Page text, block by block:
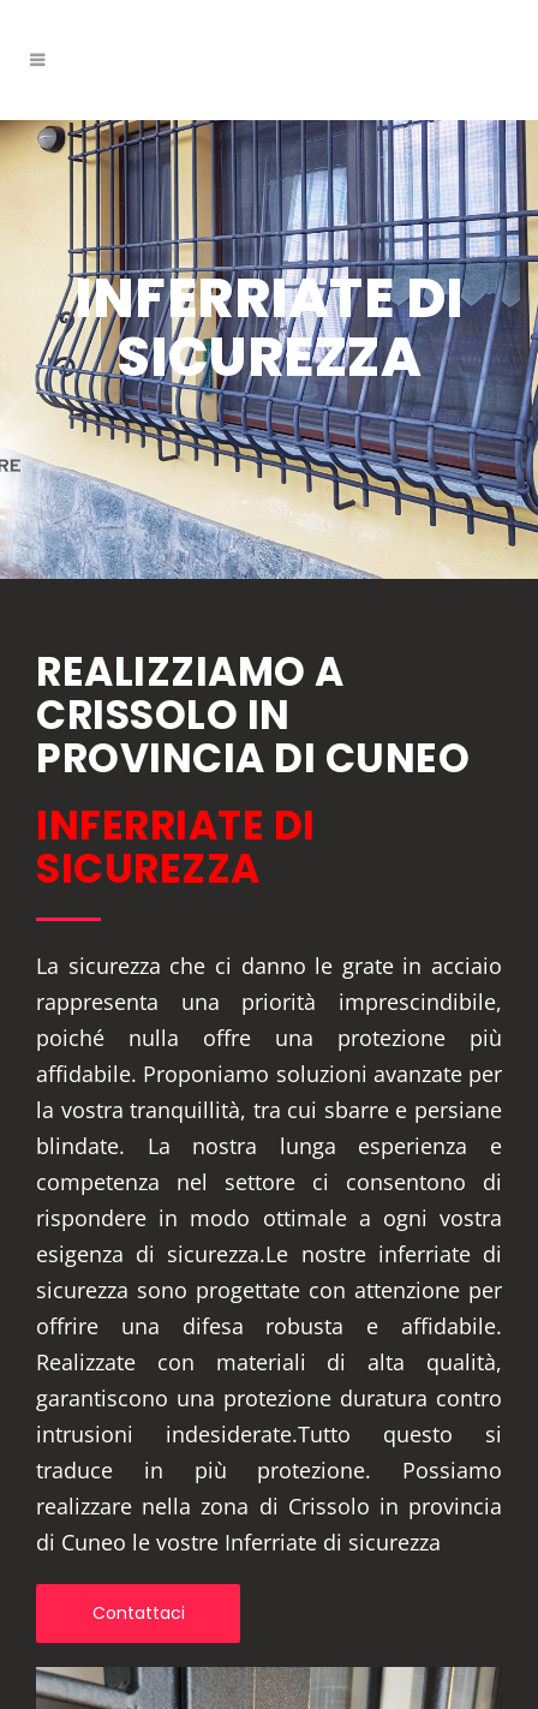
INFERRIATE DI
SICUREZZA
REALIZZIAMO A
CRISSOLO IN
PROVINCIA DI CUNEO
INFERRIATE DI
SICUREZZA
La sicurezza che ci danno le grate in acciaio
rappresenta una priorità imprescindibile,
poiché nulla offre una protezione più
affidabile. Proponiamo soluzioni avanzate per
la vostra tranquillità, tra cui sbarre e persiane
blindate. La nostra lunga esperienza e
competenza nel settore ci consentono di
rispondere in modo ottimale a ogni vostra
esigenza di sicurezza.Le nostre inferriate di
sicurezza sono progettate con attenzione per
offrire una difesa robusta e affidabile.
Realizzate con materiali di alta qualità,
garantiscono una protezione duratura contro
intrusioni indesiderate.Tutto questo si
traduce in più protezione. Possiamo
realizzare nella zona di Crissolo in provincia
di Cuneo le vostre Inferriate di sicurezza
Contattaci